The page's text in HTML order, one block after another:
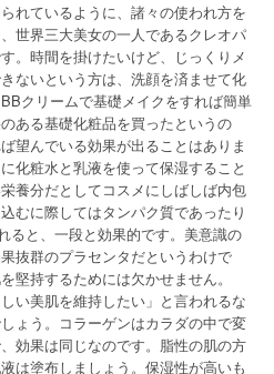
れているように、諸々の使われ方を
世界三大美女の一人であるクレオパ
。時間を掛けたいけど、じっくりメ
ないという方は、洗顔を済ませて化
クリームで基礎メイクをすれば簡単
ある基礎化粧品を買ったというの
望んでいる効果が出ることはありま
化粧水と乳液を使って保湿すること
養分だとしてコスメにしばしば内包
むに際してはタンパク質であったり
ると、一段と効果的です。美意識の
抜群のプラセンタだというわけで
堅持するためには欠かせません。
い美肌を維持したい」と言われるな
ょう。コラーゲンはカラダの中で変
効果は同じなのです。脂性の肌の方
は塗布しましょう。保湿性が高いも